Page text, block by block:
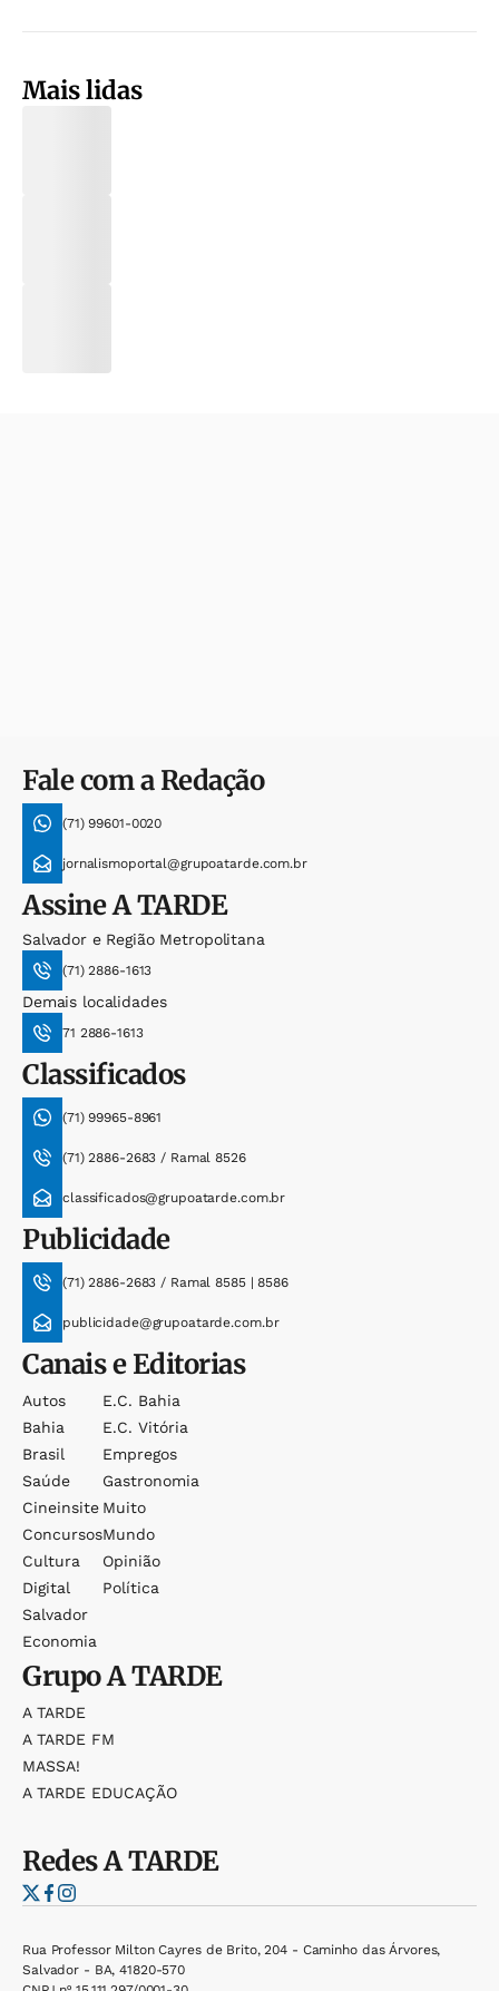
Mais lidas
Fale com a Redação
(71) 99601-0020
jornalismoportal@grupoatarde.com.br
AssineA TARDE
Salvador e Região Metropolitana
(71) 2886-1613
Demais localidades
71 2886-1613
Classificados
(71) 99965-8961
(71) 2886-2683 / Ramal 8526
classificados@grupoatarde.com.br
Publicidade
(71) 2886-2683 / Ramal 8585 | 8586
publicidade@grupoatarde.com.br
Canais e Editorias
Autos
Bahia
Brasil
Saúde
Cineinsite
Concursos
Cultura
Digital
Salvador
Economia
E.c. Bahia
E.c. Vitória
Empregos
Gastronomia
Muito
Mundo
Opinião
Política
GrupoA TARDE
A TARDE
A TARDE FM
MASSA!
A TARDE EDUCAÇÃO
RedesA TARDE
Rua Professor Milton Cayres de Brito, 204 - Caminho das Árvores,
Salvador - BA, 41820-570